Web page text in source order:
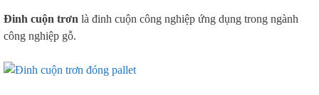
Đinh cuộn trơn là đinh cuộn công nghiệp ứng dụng trong ngành
công nghiệp gỗ.